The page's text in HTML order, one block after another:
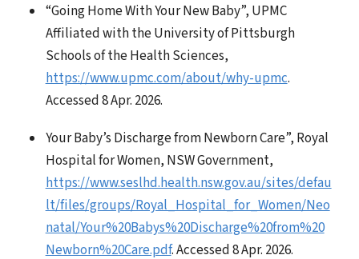
“Going Home With Your New Baby”, UPMC
Affiliated with the University of Pittsburgh
Schools of the Health Sciences,
https://www.upmc.com/about/why-upmc.
Accessed 8 Apr. 2026.
Your Baby’s Discharge from Newborn Care”, Royal
Hospital for Women, NSW Government,
https://www.seslhd.health.nsw.gov.au/sites/defau
lt/files/groups/Royal_Hospital_for_Women/Neo
natal/Your%20Babys%20Discharge%20from%20
Newborn%20Care.pdf. Accessed 8 Apr. 2026.